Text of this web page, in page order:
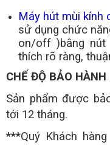
Máy hút mùi kính
sử dụng chức
on/off )bằng nút
thích rõ ràng,
CHẾ ĐỘ BẢO
Sản phẩm được
tới 12 tháng.
***Quý Khách